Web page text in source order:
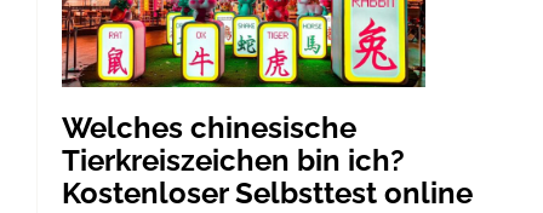
Welches chinesische
Tierkreiszeichen bin ich?
Kostenloser Selbsttest online